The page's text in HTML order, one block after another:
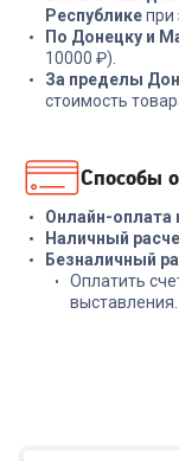
Республикепри
По Донецку и
10000 ₽).
За пределы
стоимость
Способы
Онлайн-оплата
Наличный
Безналичный
Оплатить
выставления.